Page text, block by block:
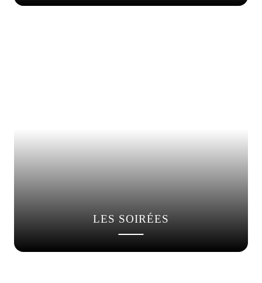
LES SOIRÉES